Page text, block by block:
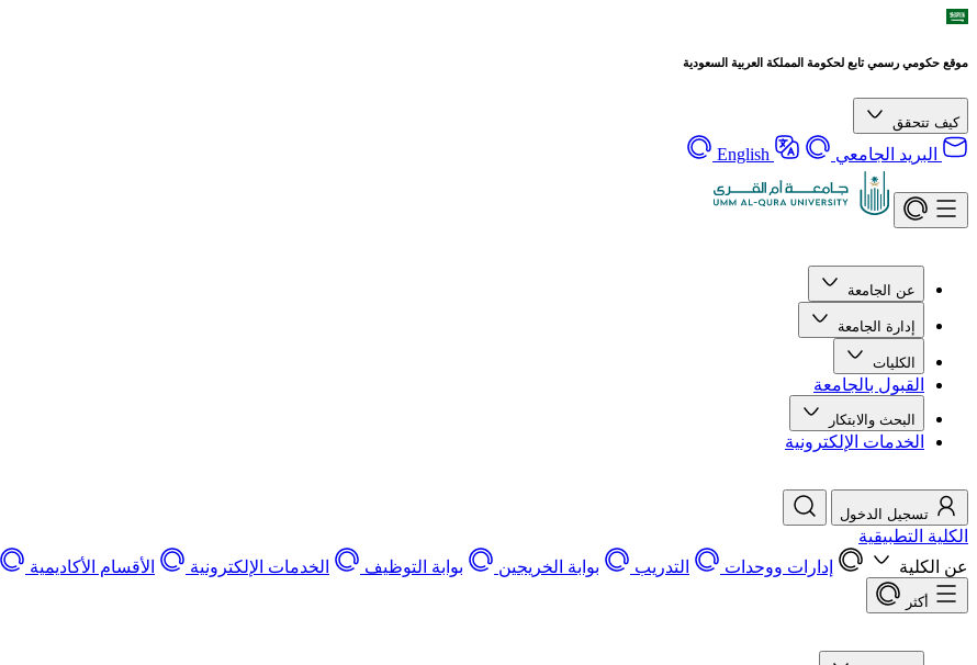
موقع حكومي رسمي تابع لحكومة المملكة العربية السعودية
كيف تتحقق
البريد الجامعي English
عن الجامعة
إدارة الجامعة
الكليات
القبول بالجامعة
البحث والابتكار
الخدمات الإلكترونية
تسجيل الدخول
الكلية التطبيقية
عن الكلية
إدارات ووحدات التدريب بوابة الخريجين بوابة التوظيف الخدمات الإلكترونية الأقسام الأكاديمية
أكثر